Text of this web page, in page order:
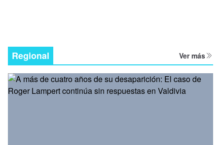
Regional Ver más